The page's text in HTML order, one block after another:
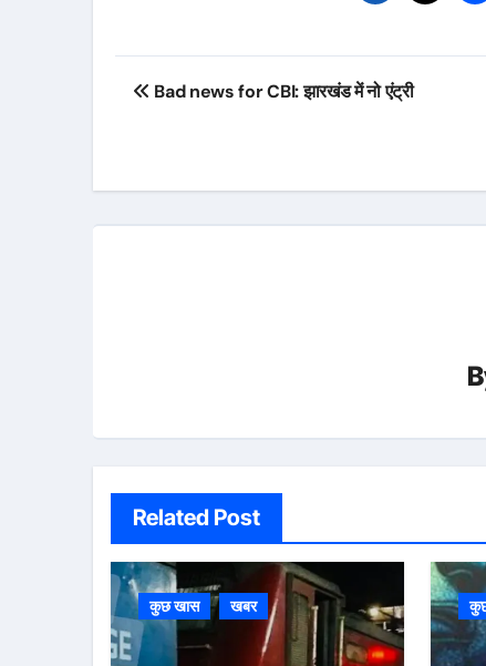
Post
Bad news for CBI: झारखंड में नो एंट्री
Related Post
कुछ खास खबर